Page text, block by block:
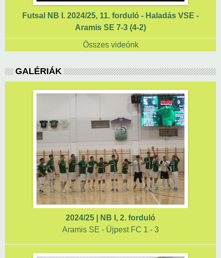
Futsal NB I. 2024/25, 11. forduló - Haladás VSE -
Aramis SE 7-3 (4-2)
Összes videónk
GALÉRIÁK
2024/25 | NB I, 2. forduló
Aramis SE - Újpest FC 1 - 3